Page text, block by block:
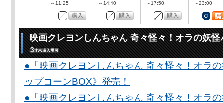
～11:25 ～14:40 ～17:50 ～23:00
映画クレヨンしんちゃん 奇々怪々！オラの妖怪
●「映画クレヨンしんちゃん 奇々怪々！オラ
ップコーンBOX》発売！
●「映画クレヨンしんちゃん 奇々怪々！オラ